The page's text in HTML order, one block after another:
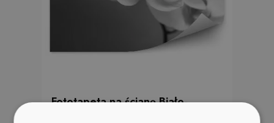
Fototapeta na ścianę Biało-